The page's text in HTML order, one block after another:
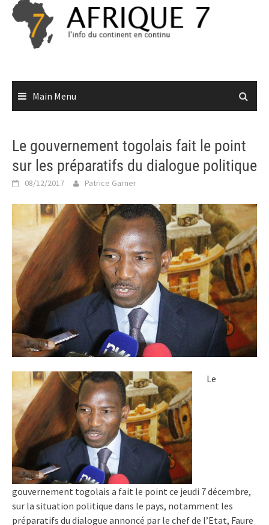
Skip
content
Main Menu
Le gouvernement togolais fait le point
sur les préparatifs du dialogue politique
08/12/2017 Patrice Garner
Le
gouvernement togolais a fait le point ce jeudi 7 décembre,
sur la situation politique dans le pays, notamment les
préparatifs du dialogue annoncé par le chef de l’Etat, Faure